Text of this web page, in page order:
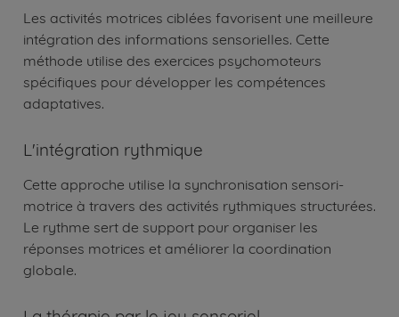
Les activités motrices ciblées favorisent une meilleure
intégration des informations sensorielles. Cette
méthode utilise des exercices psychomoteurs
spécifiques pour développer les compétences
adaptatives.
L'intégration rythmique
Cette approche utilise la synchronisation sensori-
motrice à travers des activités rythmiques structurées.
Le rythme sert de support pour organiser les
réponses motrices et améliorer la coordination
globale.